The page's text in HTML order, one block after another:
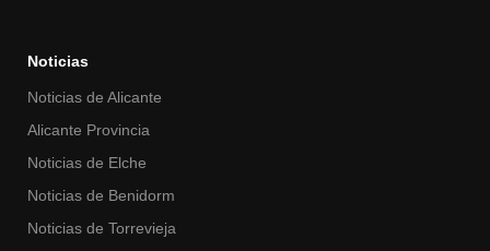
Noticias
Noticias de Alicante
Alicante Provincia
Noticias de Elche
Noticias de Benidorm
Noticias de Torrevieja